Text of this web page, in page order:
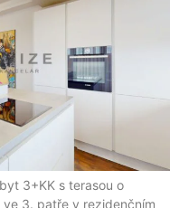
3+KK s terasou o
ve 3. patře v rezidenčním